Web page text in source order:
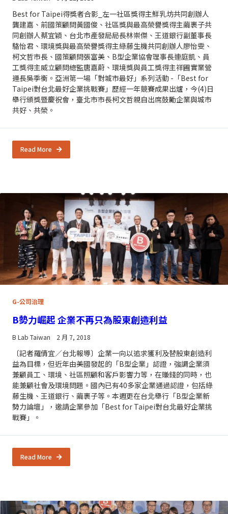
Best for Taipei得獎者合影_左一社區獎得主鮮乳坊共同創辦人
龔建嘉、前國策顧問黃國俊、社區獎與最高榮譽獎得主繭裹子共
同創辦人蔡宜穎、台北市產發局局長林崇傑、王道銀行副董事長
駱怡君、環境獎與最高榮譽獎得主綠藤生機共同創辦人廖怡雯、
柯文哲市長、國策顧問張富美、B型企業協會理事長連庭凱、員
工獎得主威立顧問總監唐嘉蔚、環境獎與員工獎得主祥圃實業營
運長吳季衡。亞洲第一場「對城市最好」系列活動 -「Best for
Taipei對台北最好企業挑戰賽」歷經一年競賽成果出爐，今(4)日
舉行頒獎暨慶祝會，臺北市市長柯文哲親自出席鼓勵企業與城市
共好、共榮。
Read More
G-公司治理
B勢力崛起 企業不再只為股東創造利益
B Lab Taiwan 2 月 7, 2018
〔記者羅倩宜／台北報導〕企業一向以追求獲利及替股東創造利
益為目標，但近年由美國發起的「B型企業」認證，強調企業須
兼顧員工、環境、社區照顧和客戶影響力等，在賺錢的同時，也
能兼顧社會及環境問題。國內已有40多家企業通過認證，包括綠
藤生機、王道銀行、繭裹子等。本週更在台北舉行「B型企業新
勢力論壇」，邀請企業參加「Best for Taipei對台北最好企業挑
戰賽」。
Read More